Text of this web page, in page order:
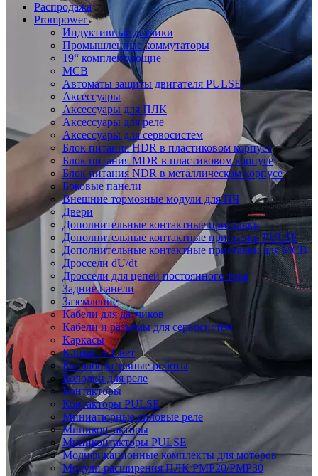
Распродажа
Prompower
Индуктивные датчики
Промышленные коммутаторы
19“ комплектующие
MCB
Автоматы защиты двигателя PULSE
Аксессуары
Аксессуары для ПЛК
Аксессуары для реле
Аксессуары для сервосистем
Блок питания HDR в пластиковом корпусе
Блок питания MDR в пластиковом корпусе
Блок питания NDR в металлическом корпусе
Боковые панели
Внешние тормозные модули для ПЧ
Двери
Дополнительные контактные приставки
Дополнительные контактные приставки PULSE
Дополнительные контактные приставки для MCB
Дроссели dU/dt
Дроссели для цепей постоянного тока
Задние панели
Заземление
Кабели для датчиков
Кабели и разъемы для сервосистем
Каркасы
Климат + Свет
Коллаборативные роботы
Колодки для реле
Контакторы
Контакторы PULSE
Миниатюрные силовые реле
Миниконтакторы
Миниконтакторы PULSE
Модификационные комплекты для моторов
Модули расширения ПЛК PMP20/PMP30